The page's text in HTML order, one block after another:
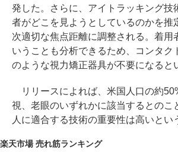
発した。さらに、アイトラッキング技
者がどこを見ようとしているのかを推
次適切な焦点距離に調整される。着用
いうことも分析できるため、コンタク
のような視力矯正器具が不要になると
リリースによれば、米国人口の約
視、老眼のいずれかに該当するとのこ
人に適合する技術の重要性は高いとい
楽天市場 売れ筋ランキング